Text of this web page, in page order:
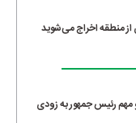
از منطقه اخراج می‌شوید
رئیس جمهور به زودی